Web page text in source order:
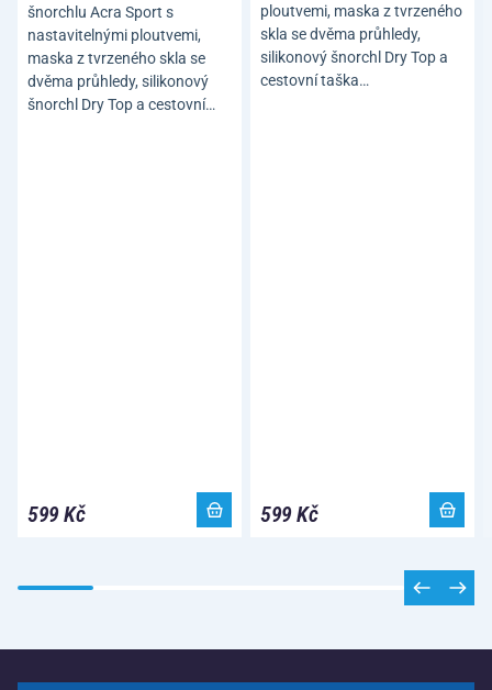
šnorchlu Acra Sport s
nastavitelnými ploutvemi,
maska z tvrzeného skla se
dvěma průhledy, silikonový
šnorchl Dry Top a cestovní…
599 Kč
ploutvemi, maska z tvrzeného
skla se dvěma průhledy,
silikonový šnorchl Dry Top a
cestovní taška…
599 Kč